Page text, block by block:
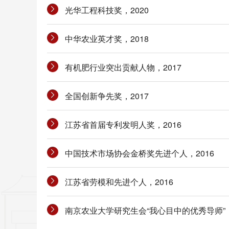
光华工程科技奖，2020
中华农业英才奖，2018
有机肥行业突出贡献人物，2017
全国创新争先奖，2017
江苏省首届专利发明人奖，2016
中国技术市场协会金桥奖先进个人，2016
江苏省劳模和先进个人，2016
南京农业大学研究生会“我心目中的优秀导师”